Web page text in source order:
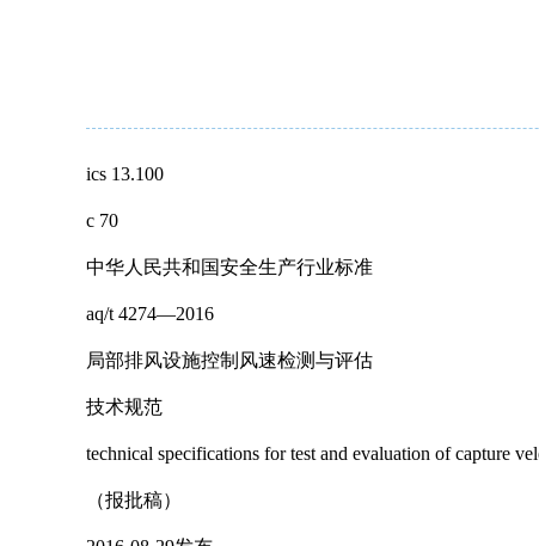
ics 13.100
c 70
中华人民共和国安全生产行业标准
aq/t 4274—2016
局部排风设施控制风速检测与评估
技术规范
technical specifications for test and evaluation of capture
（报批稿）